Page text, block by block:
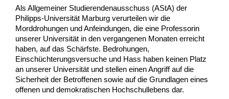
Als Allgemeiner Studierendenausschuss (AStA) der
Philipps-Universität Marburg verurteilen wir die
Morddrohungen und Anfeindungen, die eine Professorin
unserer Universität in den vergangenen Monaten erreicht
haben, auf das Schärfste. Bedrohungen,
Einschüchterungsversuche und Hass haben keinen Platz
an unserer Universität und stellen einen Angriff auf die
Sicherheit der Betroffenen sowie auf die Grundlagen eines
offenen und demokratischen Hochschullebens dar.